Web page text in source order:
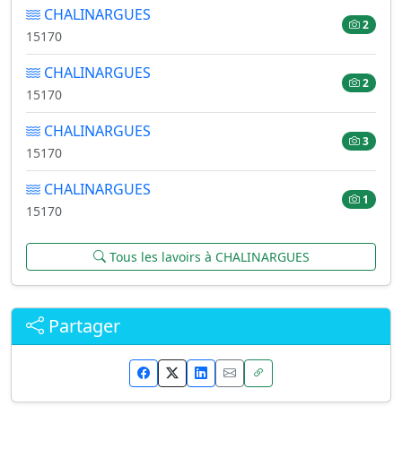
CHALINARGUES
15170
2
CHALINARGUES
15170
2
CHALINARGUES
15170
3
CHALINARGUES
15170
1
Tous les lavoirs à CHALINARGUES
Partager